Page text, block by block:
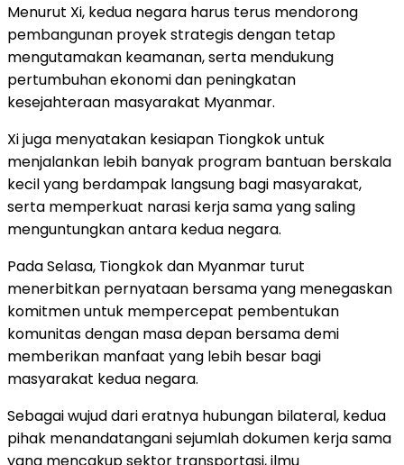
Menurut Xi, kedua negara harus terus mendorong
pembangunan proyek strategis dengan tetap
mengutamakan keamanan, serta mendukung
pertumbuhan ekonomi dan peningkatan
kesejahteraan masyarakat Myanmar.
Xi juga menyatakan kesiapan Tiongkok untuk
menjalankan lebih banyak program bantuan berskala
kecil yang berdampak langsung bagi masyarakat,
serta memperkuat narasi kerja sama yang saling
menguntungkan antara kedua negara.
Pada Selasa, Tiongkok dan Myanmar turut
menerbitkan pernyataan bersama yang menegaskan
komitmen untuk mempercepat pembentukan
komunitas dengan masa depan bersama demi
memberikan manfaat yang lebih besar bagi
masyarakat kedua negara.
Sebagai wujud dari eratnya hubungan bilateral, kedua
pihak menandatangani sejumlah dokumen kerja sama
yang mencakup sektor transportasi, ilmu